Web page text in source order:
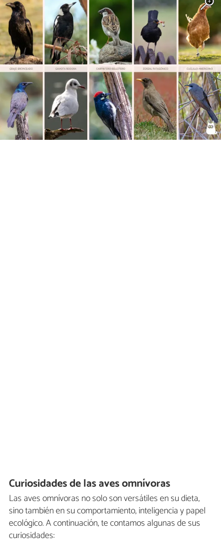
Curiosidades de las aves omnívoras
Las aves omnívoras no solo son versátiles en su dieta,
sino también en su comportamiento, inteligencia y papel
ecológico. A continuación, te contamos algunas de sus
curiosidades: